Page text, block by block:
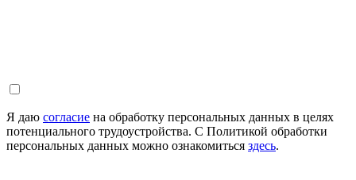
Я даю согласие на обработку персональных данных в целях
потенциального трудоустройства. С Политикой обработки
персональных данных можно ознакомиться здесь.